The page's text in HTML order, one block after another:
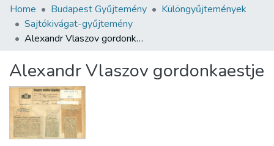
Communities & Collections
All of DSpace
About us
Home Budapest Gyűjtemény
Különgyűjtemények
Sajtókivágat-gyűjtemény
Alexandr Vlaszov gordonkaestje
Alexandr Vlaszov gordonkaestje